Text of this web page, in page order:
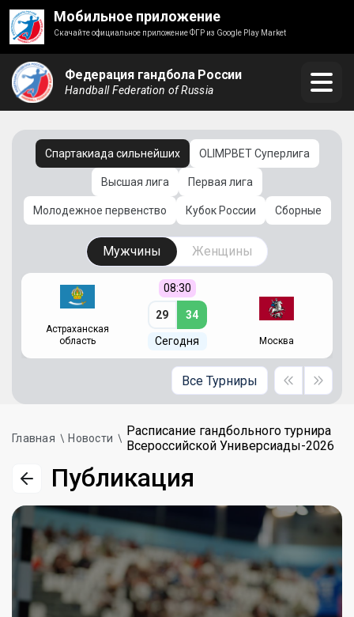
Мобильное приложение
Скачайте официальное приложение ФГР из Google Play Market
Федерация гандбола России
Handball Federation of Russia
Спартакиада сильнейших OLIMPBET Суперлига
Высшая лига Первая лига
Молодежное первенство Кубок России Сборные
Мужчины Женщины
Астраханская
область
08:30
29 34
Сегодня Москва
Все Турниры
Главная Новости
Расписание гандбольного турнира
Всероссийской Универсиады-2026
Публикация